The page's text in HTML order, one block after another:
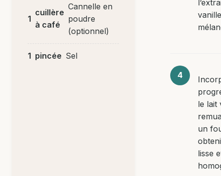
1
cuillère
à café
Cannelle en
poudre
(optionnel)
1 pincée Sel
le lait
un
lisse